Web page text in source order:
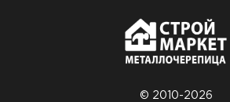
© 2010-2026